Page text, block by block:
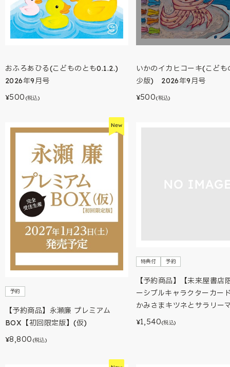
おふろあひる(こどものとも0.1.2.)
2026年9月号
¥500 (税込)
いかのイカヒコーキ(こども
少版) 2026年9月号
¥500(税込)
予約
【予約商品】永瀬廉 プレミアム
BOX【初回限定版】(仮)
¥8,800 (税込)
特典付 予約
【予約商品】【未来屋書店
ーシブルキャラクターカー
かみさまキツネとサラリ
¥1,540(税込)